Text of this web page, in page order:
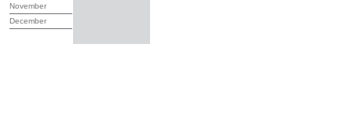
November
December